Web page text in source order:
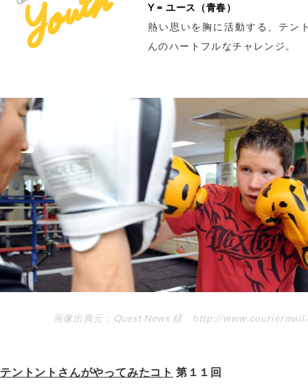
Y = ユース（青春）
熱い思いを胸に活動する、テン
んのハートフルなチャレンジ。
画像出典元：Quest News 様 http://
テントントさんがやってみたコト 第１１回